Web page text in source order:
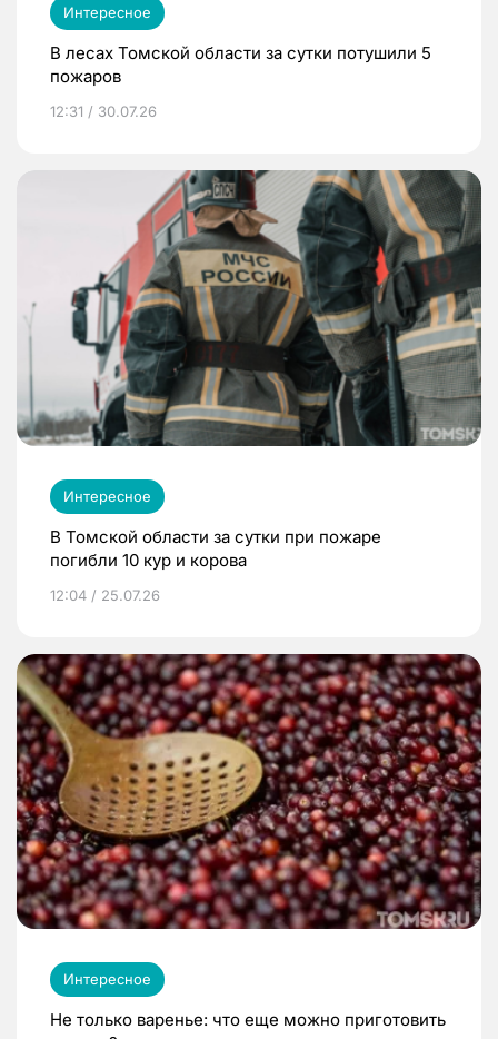
Интересное
В лесах Томской области за сутки потушили 5
пожаров
12:31 / 30.07.26
Интересное
В Томской области за сутки при пожаре
погибли 10 кур и корова
12:04 / 25.07.26
Интересное
Не только варенье: что еще можно приготовить